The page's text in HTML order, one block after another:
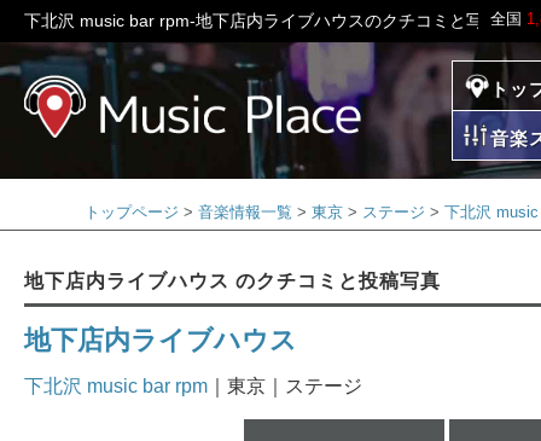
全国
下北沢 music bar rpm-地下店内ライブハウスのクチコミと写真 - ミ
ミュージックプレイ
トッ
音楽
トップページ 音楽情報一覧 東京 ステージ 下北沢
地下店内ライブハウス のクチコミと投稿写真
地下店内ライブハウス
下北沢 music bar rpm ｜東京｜ステージ